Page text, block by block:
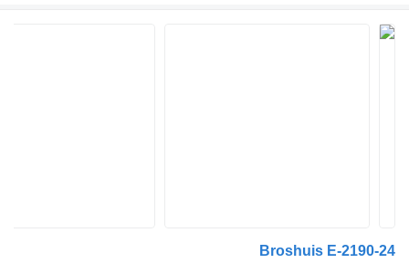
Broshuis E-2190-24